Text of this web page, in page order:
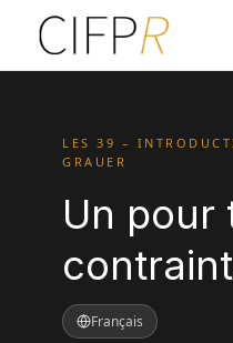
LES 39 –
GRAUER
Un pour
Français